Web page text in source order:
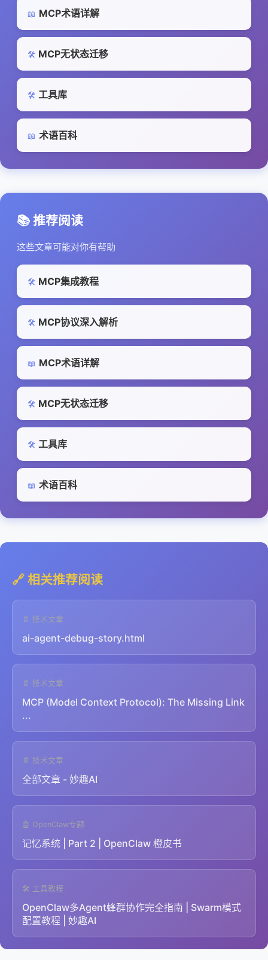
📖 MCP术语详解
🛠️ MCP无状态迁移
🛠️ 工具库
📖 术语百科
📚 推荐阅读
这些文章可能对你有帮助
🛠️ MCP集成教程
🛠️ MCP协议深入解析
📖 MCP术语详解
🛠️ MCP无状态迁移
🛠️ 工具库
📖 术语百科
🔗 相关推荐阅读
📄 技术文章
ai-agent-debug-story.html
📄 技术文章
MCP (Model Context Protocol): The Missing Link
...
📄 技术文章
全部文章 - 妙趣AI
🤖 OpenClaw专题
记忆系统 | Part 2 | OpenClaw 橙皮书
🛠️ 工具教程
OpenClaw多Agent蜂群协作完全指南 | Swarm模式
配置教程 | 妙趣AI